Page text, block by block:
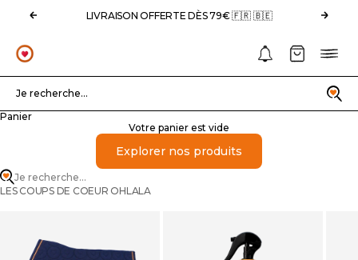
Précédent
LIVRAISON OFFERTE DÈS 79€ 🇫🇷 🇧🇪
OHLALA
Recherche
Je recherche...
Notifications
Panier
Panier
Votre panier est vide
Explorer nos produits
Je recherche...
LES COUPS DE COEUR OHLALA